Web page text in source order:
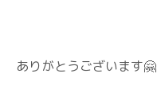
ありがとうございます🤗